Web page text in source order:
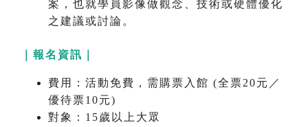
案，也就學員影像做觀念、技術或硬體優化
之建議或討論。
｜報名資訊｜
費用：活動免費，需購票入館 (全票20元／
優待票10元)
對象：15歲以上大眾